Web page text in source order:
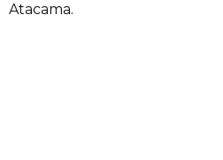
Atacama.